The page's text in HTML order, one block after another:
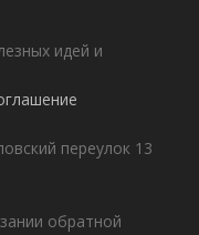
идей и
переулок 13
обратной